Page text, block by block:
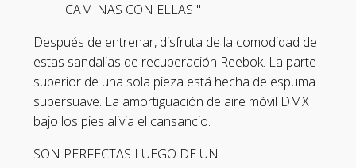
CAMINAS CON ELLAS "
Después de entrenar, disfruta de la comodidad de
estas sandalias de recuperación Reebok. La parte
superior de una sola pieza está hecha de espuma
supersuave. La amortiguación de aire móvil DMX
bajo los pies alivia el cansancio.
SON PERFECTAS LUEGO DE UN